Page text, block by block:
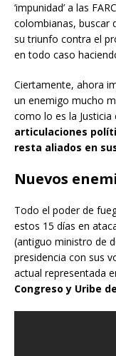
‘impunidad’ a las
colombianas, buscar
su triunfo contra el
en todo caso
Ciertamente, ahora
un enemigo mucho
como lo es la
articulaciones
resta aliados en
Nuevos
Todo el poder de
estos 15 días en
(antiguo ministro de
presidencia con sus
actual representada
Congreso y Uribe